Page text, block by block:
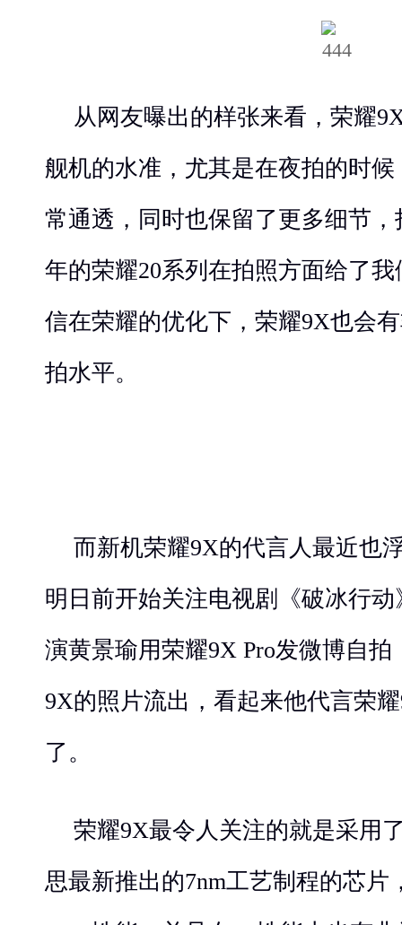
从网友曝出的样张来看，荣耀
舰机的水准，尤其是在夜拍的时
常通透，同时也保留了更多细节
年的荣耀20系列在拍照方面给了
信在荣耀的优化下，荣耀9X也会
拍水平。
而新机荣耀9X的代言人最近也
明日前开始关注电视剧《破冰行
演黄景瑜用荣耀9X Pro发微博自
9X的照片流出，看起来他代言荣
了。
荣耀9X最令人关注的就是采用
思最新推出的7nm工艺制程的芯片